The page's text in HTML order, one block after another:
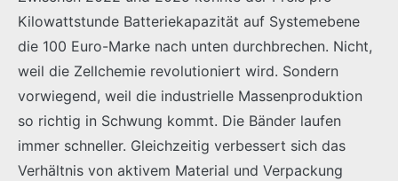
Kilowattstunde Batteriekapazität auf Systemebene
die 100 Euro-Marke nach unten durchbrechen. Nicht,
weil die Zellchemie revolutioniert wird. Sondern
vorwiegend, weil die industrielle Massenproduktion
so richtig in Schwung kommt. Die Bänder laufen
immer schneller. Gleichzeitig verbessert sich das
Verhältnis von aktivem Material und Verpackung